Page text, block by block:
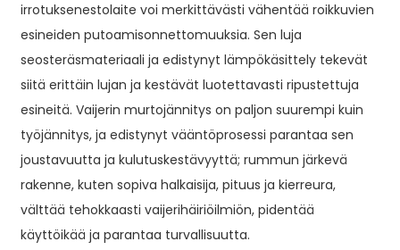
irrotuksenestolaite voi merkittävästi vähentää roikkuvien
esineiden putoamisonnettomuuksia. Sen luja
seosteräsmateriaali ja edistynyt lämpökäsittely tekevät
siitä erittäin lujan ja kestävät luotettavasti ripustettuja
esineitä. Vaijerin murtojännitys on paljon suurempi kuin
työjännitys, ja edistynyt vääntöprosessi parantaa sen
joustavuutta ja kulutuskestävyyttä; rummun järkevä
rakenne, kuten sopiva halkaisija, pituus ja kierreura,
välttää tehokkaasti vaijerihäiriöilmiön, pidentää
käyttöikää ja parantaa turvallisuutta.